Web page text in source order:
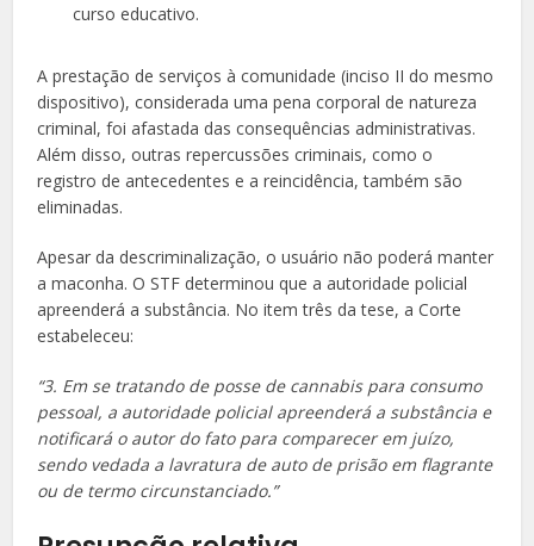
curso educativo.
A prestação de serviços à comunidade (inciso II do mesmo
dispositivo), considerada uma pena corporal de natureza
criminal, foi afastada das consequências administrativas.
Além disso, outras repercussões criminais, como o
registro de antecedentes e a reincidência, também são
eliminadas.
Apesar da descriminalização, o usuário não poderá manter
a maconha. O STF determinou que a autoridade policial
apreenderá a substância. No item três da tese, a Corte
estabeleceu:
“3. Em se tratando de posse de cannabis para consumo
pessoal, a autoridade policial apreenderá a substância e
notificará o autor do fato para comparecer em juízo,
sendo vedada a lavratura de auto de prisão em flagrante
ou de termo circunstanciado.”